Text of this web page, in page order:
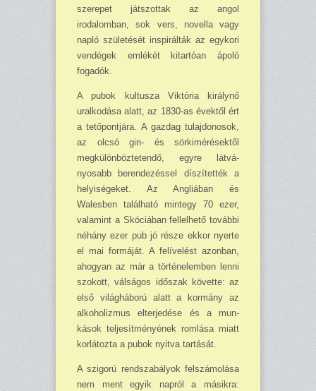
szerepet játszottak az angol
irodalomban, sok vers, novella vagy
napló születését inspirálták az egykori
vendégek emlékét kitartóan ápoló
fogadók.
A pubok kultusza Viktória királynő
uralkodása alatt, az 1830-as évektől ért
a tetőpontjára. A gazdag tulajdonosok,
az olcsó gin- és sörkimérésektől
megkülönböztetendő, egyre látvá­
nyosabb berendezéssel díszítették a
helyiségeket. Az Angliában és
Walesben található mint­egy 70 ezer,
valamint a Skóciában fellelhető további
néhány ezer pub jó része ekkor nyerte
el mai formáját. A felívelést azonban,
ahogyan az már a történelemben lenni
szokott, válságos időszak követte: az
első világháború alatt a kormány az
alkoholizmus elterjedése és a mun­
kások teljesítményének romlása miatt
korlátozta a pubok nyitva tartását.
A szigorú rendszabályok felszámolása
nem ment egyik napról a másikra: